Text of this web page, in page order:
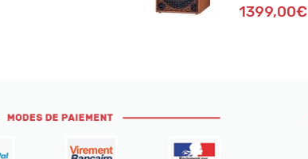
1399,00€